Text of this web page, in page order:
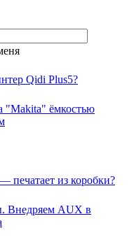
Qidi Plus5?
"Makita" ёмкостью
печатает из коробки?
Внедряем AUX в